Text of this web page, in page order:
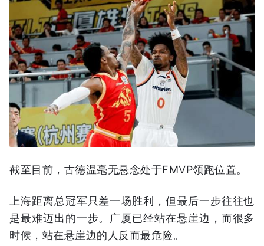
截至目前，古德温毫无悬念处于FMVP领跑位置。
上海距离总冠军只差一场胜利，但最后一步往往也
是最难迈出的一步。广厦已经站在悬崖边，而很多
时候，站在悬崖边的人反而最危险。